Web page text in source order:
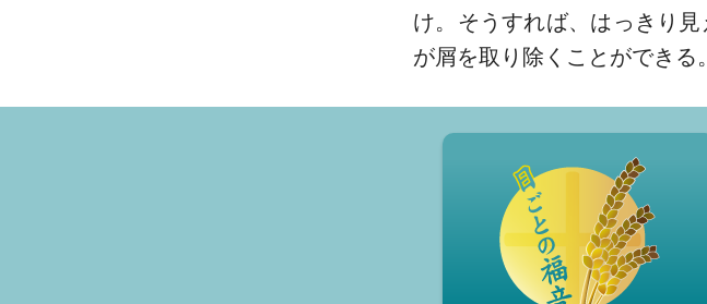
け。そうすれば、はっきり
が屑を取り除くことができる